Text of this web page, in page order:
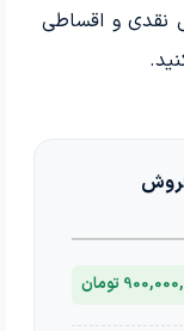
نقدی و اقساطی
تومان